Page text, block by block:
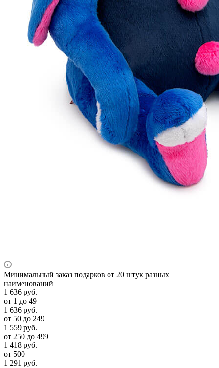
Минимальный заказ подарков от 20 штук разных
наименований
1 636 руб.
от 1 до 49
1 636 руб.
от 50 до 249
1 559 руб.
от 250 до 499
1 418 руб.
от 500
1 291 руб.